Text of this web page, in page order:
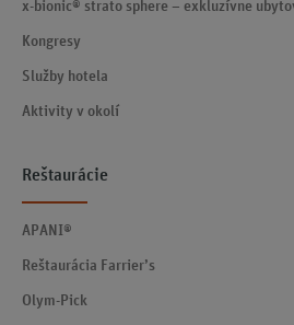
x-bionic® strato sphere – exkluzívne
Kongresy
Služby hotela
Aktivity v okolí
Reštaurácie
APANI®
Reštaurácia Farrier’s
Olym-Pick